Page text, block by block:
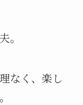
。
なく、楽し